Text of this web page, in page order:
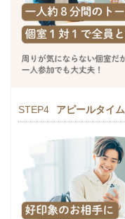
STEP4 アピールタイム